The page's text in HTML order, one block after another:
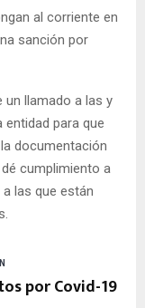
al corriente en
sanción por
un llamado a las y
para que
documentación
cumplimiento a
las que están
por Covid-19